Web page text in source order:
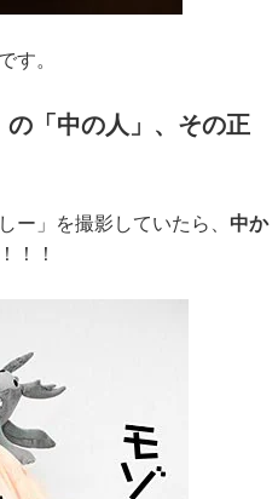
です。
「中の人」、その正
」を撮影していたら、 中か
！！